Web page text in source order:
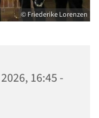
© Friederike Lorenzen
16:45 -